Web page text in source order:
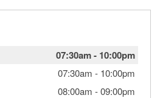
07:30am- 10:00pm
07:30am - 10:00pm
08:00am -09:00pm